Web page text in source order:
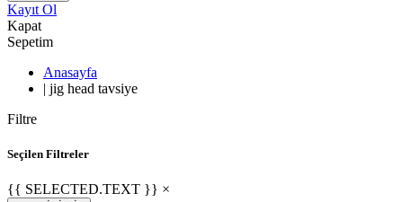
Kayıt Ol
Kapat
Sepetim
Anasayfa
| jig head tavsiye
Filtre
Seçilen Filtreler
{{ SELECTED.TEXT }} ×